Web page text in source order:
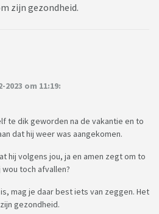
zijn gezondheid.
om 11:19:
te dik geworden na de vakantie en to
dat hij weer was aangekomen.
hij volgens jou, ja en amen zegt om to
toch afvallen?
mag je daar best iets van zeggen. Het
gezondheid.